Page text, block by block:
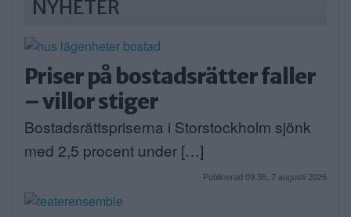
NYHETER
Priser på bostadsrätter faller
– villor stiger
Bostadsrättspriserna i Storstockholm sjönk
med 2,5 procent under […]
Publicerad 09:38, 7 augusti 2026